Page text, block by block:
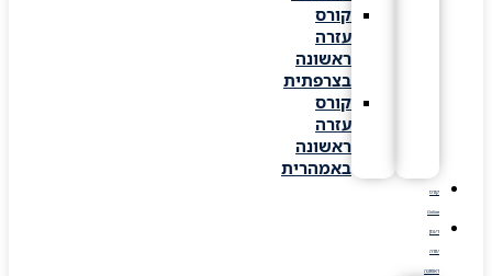
קורס
עזרה
ראשונה
בצרפתית
קורס
עזרה
ראשונה
באמהרית